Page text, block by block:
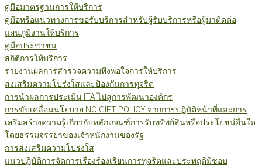
คู่มือมาตรฐานการให้บริการ
คู่มือหรือแนวทางการขอรับบริการสำหรับผู้รับบริการหรือผู้มาติดต่อ
แผนภูมิงานให้บริการ
คู่มือประชาชน
สถิติการให้บริการ
รายงานผลการสำรวจความพึงพอใจการให้บริการ
ส่งเสริมความโปร่งใสและป้องกันการทุจริต
การนำผลการประเมิน ITA ไปสู่การพัฒนาองค์กร
การขับเคลื่อนนโยบาย NO GIFT POLICY จากการปฏิบัติหน้าที่และการ
เสริมสร้างความรู้เกี่ยวกับหลักเกณฑ์การรับทรัพย์สินหรือประโยชน์อื่นใด
โดยธรรมจรรยาของเจ้าหนักงานของรัฐ
การส่งเสริมความโปร่งใส
แนวปฏิบัติการจัดการเรื่องร้องเรียนการทุจริตและประพฤติมิชอบ